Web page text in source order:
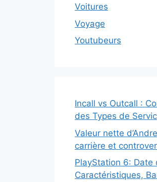
Voitures
Voyage
Youtubeurs
Incall vs Outcall :
des Types de
Valeur nette
carrière et
PlayStation 6: Date
Caractéristiques,